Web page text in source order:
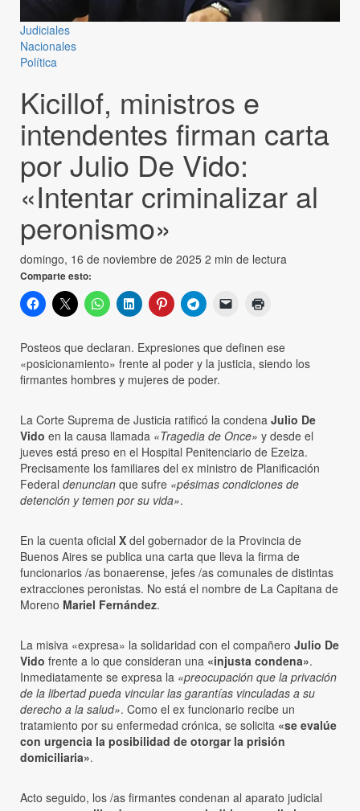
Judiciales
Nacionales
Política
Kicillof, ministros e
intendentes firman carta
por Julio De Vido:
«Intentar criminalizar al
peronismo»
domingo, 16 de noviembre de 2025 2 min de lectura
Comparte esto:
Posteos que declaran. Expresiones que definen ese
«posicionamiento» frente al poder y la justicia, siendo los
firmantes hombres y mujeres de poder.
La Corte Suprema de Justicia ratificó la condena Julio De
Vido en la causa llamada «Tragedia de Once» y desde el
jueves está preso en el Hospital Penitenciario de Ezeiza.
Precisamente los familiares del ex ministro de Planificación
Federal denuncian que sufre «pésimas condiciones de
detención y temen por su vida».
En la cuenta oficial X del gobernador de la Provincia de
Buenos Aires se publica una carta que lleva la firma de
funcionarios /as bonaerense, jefes /as comunales de distintas
extracciones peronistas. No está el nombre de La Capitana de
Moreno Mariel Fernández.
La misiva «expresa» la solidaridad con el compañero Julio De
Vido frente a lo que consideran una «injusta condena».
Inmediatamente se expresa la «preocupación que la privación
de la libertad pueda vincular las garantías vinculadas a su
derecho a la salud». Como el ex funcionario recibe un
tratamiento por su enfermedad crónica, se solicita «se evalúe
con urgencia la posibilidad de otorgar la prisión
domiciliaria».
Acto seguido, los /as firmantes condenan al aparato judicial